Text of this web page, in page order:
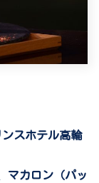
スホテル高輪
マカロン（パッ